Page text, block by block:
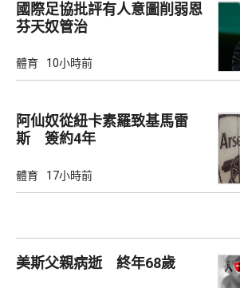
國際足協批評有人意圖削弱恩
芬天奴管治
體育 10小時前
阿仙奴從紐卡素羅致基馬雷
斯 簽約4年
體育 17小時前
美斯父親病逝 終年68歲